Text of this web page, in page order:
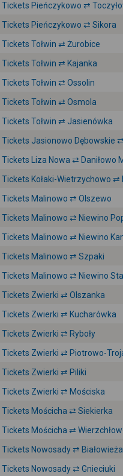
Tickets Pieńczykowo ⇄
Tickets Pieńczykowo ⇄ Sikora
Tickets Tołwin ⇄ Żurobice
Tickets Tołwin ⇄ Kajanka
Tickets Tołwin ⇄ Ossolin
Tickets Tołwin ⇄ Osmola
Tickets Tołwin ⇄ Jasienówka
Tickets Jasionowo Dębowskie
Tickets Liza Nowa ⇄ Daniłowo
Tickets Kołaki-Wietrzychowo ⇄
Tickets Malinowo ⇄ Olszewo
Tickets Malinowo ⇄ Niewino
Tickets Malinowo ⇄ Niewino
Tickets Malinowo ⇄ Szpaki
Tickets Malinowo ⇄ Niewino
Tickets Zwierki ⇄ Olszanka
Tickets Zwierki ⇄ Kucharówka
Tickets Zwierki ⇄ Ryboły
Tickets Zwierki ⇄ Piotrowo-
Tickets Zwierki ⇄ Piliki
Tickets Zwierki ⇄ Mościska
Tickets Mościcha ⇄ Siekierka
Tickets Mościcha ⇄
Tickets Nowosady ⇄ Białowieża
Tickets Nowosady ⇄ Gnieciuki